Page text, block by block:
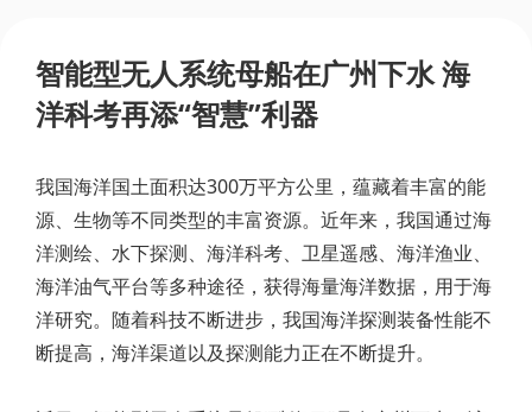
智能型无人系统母船在广州下水 海
洋科考再添“智慧”利器
我国海洋国土面积达300万平方公里，蕴藏着丰富的能
源、生物等不同类型的丰富资源。近年来，我国通过海
洋测绘、水下探测、海洋科考、卫星遥感、海洋渔业、
海洋油气平台等多种途径，获得海量海洋数据，用于海
洋研究。随着科技不断进步，我国海洋探测装备性能不
断提高，海洋渠道以及探测能力正在不断提升。